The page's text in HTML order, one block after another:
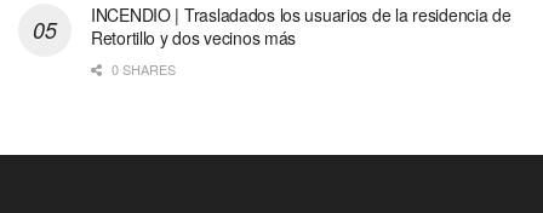
INCENDIO | Trasladados los usuarios de la residencia de
Retortillo y dos vecinos más
0 SHARES